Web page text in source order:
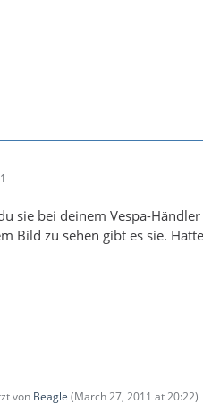
sie bei deinem Vespa-
Bild zu sehen gibt es sie.
von Beagle (March 27, 2011 at 20:22)